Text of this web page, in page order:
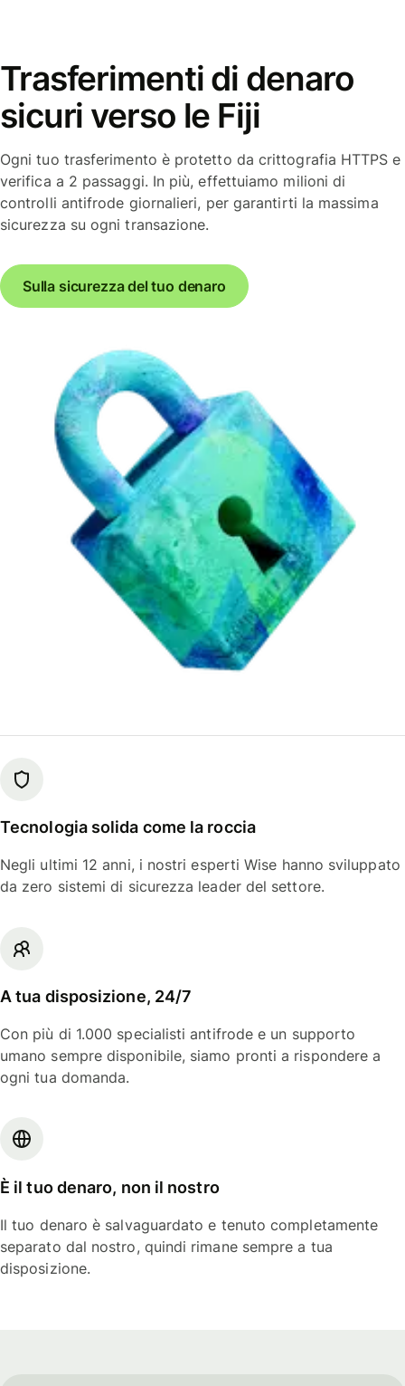
Trasferimenti di denaro
sicuri verso le Fiji
Ogni tuo trasferimento è protetto da crittografia HTTPS e
verifica a 2 passaggi. In più, effettuiamo milioni di
controlli antifrode giornalieri, per garantirti la massima
sicurezza su ogni transazione.
Sulla sicurezza del tuo denaro
Tecnologia solida come la roccia
Negli ultimi 12 anni, i nostri esperti Wise hanno sviluppato
da zero sistemi di sicurezza leader del settore.
A tua disposizione, 24/7
Con più di 1.000 specialisti antifrode e un supporto
umano sempre disponibile, siamo pronti a rispondere a
ogni tua domanda.
È il tuo denaro, non il nostro
Il tuo denaro è salvaguardato e tenuto completamente
separato dal nostro, quindi rimane sempre a tua
disposizione.